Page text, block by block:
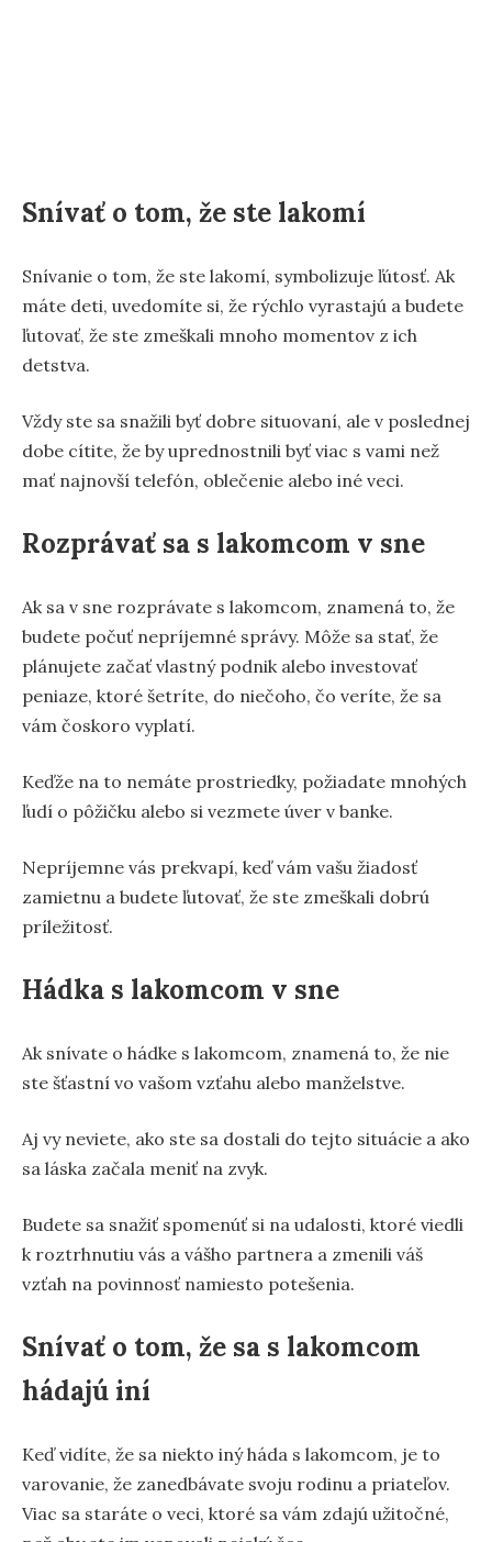
Snívať o tom, že ste lakomí
Snívanie o tom, že ste lakomí, symbolizuje ľútosť. Ak
máte deti, uvedomíte si, že rýchlo vyrastajú a budete
ľutovať, že ste zmeškali mnoho momentov z ich
detstva.
Vždy ste sa snažili byť dobre situovaní, ale v poslednej
dobe cítite, že by uprednostnili byť viac s vami než
mať najnovší telefón, oblečenie alebo iné veci.
Rozprávať sa s lakomcom v sne
Ak sa v sne rozprávate s lakomcom, znamená to, že
budete počuť nepríjemné správy. Môže sa stať, že
plánujete začať vlastný podnik alebo investovať
peniaze, ktoré šetríte, do niečoho, čo veríte, že sa
vám čoskoro vyplatí.
Keďže na to nemáte prostriedky, požiadate mnohých
ľudí o pôžičku alebo si vezmete úver v banke.
Nepríjemne vás prekvapí, keď vám vašu žiadosť
zamietnu a budete ľutovať, že ste zmeškali dobrú
príležitosť.
Hádka s lakomcom v sne
Ak snívate o hádke s lakomcom, znamená to, že nie
ste šťastní vo vašom vzťahu alebo manželstve.
Aj vy neviete, ako ste sa dostali do tejto situácie a ako
sa láska začala meniť na zvyk.
Budete sa snažiť spomenúť si na udalosti, ktoré viedli
k roztrhnutiu vás a vášho partnera a zmenili váš
vzťah na povinnosť namiesto potešenia.
Snívať o tom, že sa s lakomcom
hádajú iní
Keď vidíte, že sa niekto iný háda s lakomcom, je to
varovanie, že zanedbávate svoju rodinu a priateľov.
Viac sa staráte o veci, ktoré sa vám zdajú užitočné,